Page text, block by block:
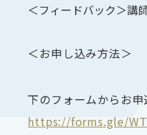
＜フィードバック＞講
＜お申し込み方法＞
下のフォームからお申
https://forms.gle/